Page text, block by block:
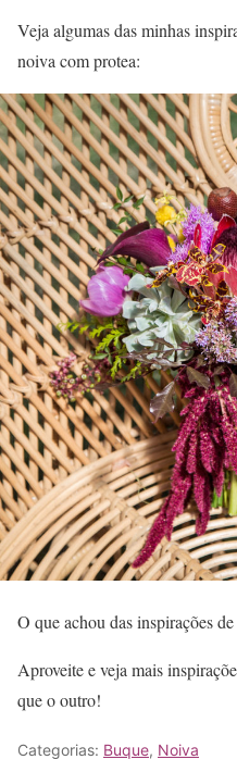
Veja algumas das minhas
noiva com protea:
O que achou das inspirações de
Aproveite e veja mais
que o outro!
Categorias: Buque, Noiva